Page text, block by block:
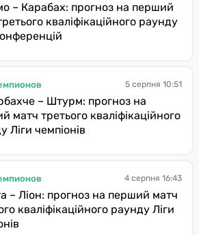
– Карабах: прогноз на перший
кваліфікаційного раунду
5 серпня 10:51
– Штурм: прогноз на
матч третього кваліфікаційного
Ліги чемпіонів
4 серпня 16:43
– Ліон: прогноз на перший матч
кваліфікаційного раунду Ліги